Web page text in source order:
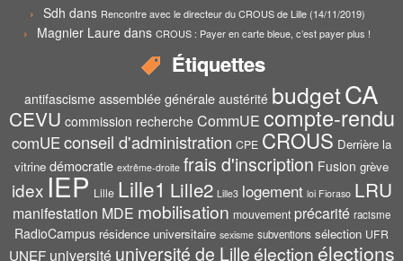
Sdh dans Rencontre avec le directeur du CROUS de Lille (14/11/2019)
Magnier Laure dans CROUS : Payer en carte bleue, c’est payer plus !
Étiquettes
antifascisme assemblée générale austérité budgetCA
CEVU commission recherche CommUE compte-rendu
comUEconseil d'administration CPE CROUS Derrière la
vitrine démocratie extrême-droite frais d'inscription Fusion grève
idex IEP Lille Lille1 Lille2 Lille3 logement loi Fioraso LRU
manifestation MDE mobilisation mouvement précarité racisme
RadioCampus résidence universitaire sexisme subventions sélection UFR
UNEF université université de Lilleélection élections